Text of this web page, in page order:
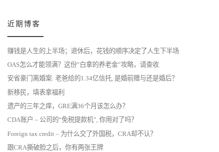
近期博客
赚钱是人生的上半场；退休后，花钱的顺序决定了人生下半场
OAS怎么才能领满？这份”白拿的养老金”攻略，请查收
安省豪门离婚案: 老爸给的1.34亿信托, 是婚前赠与还是婚后？
新移民，填表拿福利
遗产的三年之痒，GRE满36个月该怎么办？
CDA账户 – 公司的“免税提款机”, 你用对了吗？
Foreign tax credit – 为什么交了外国税，CRA却不认？
跟CRA撕破脸之后，你有两张王牌